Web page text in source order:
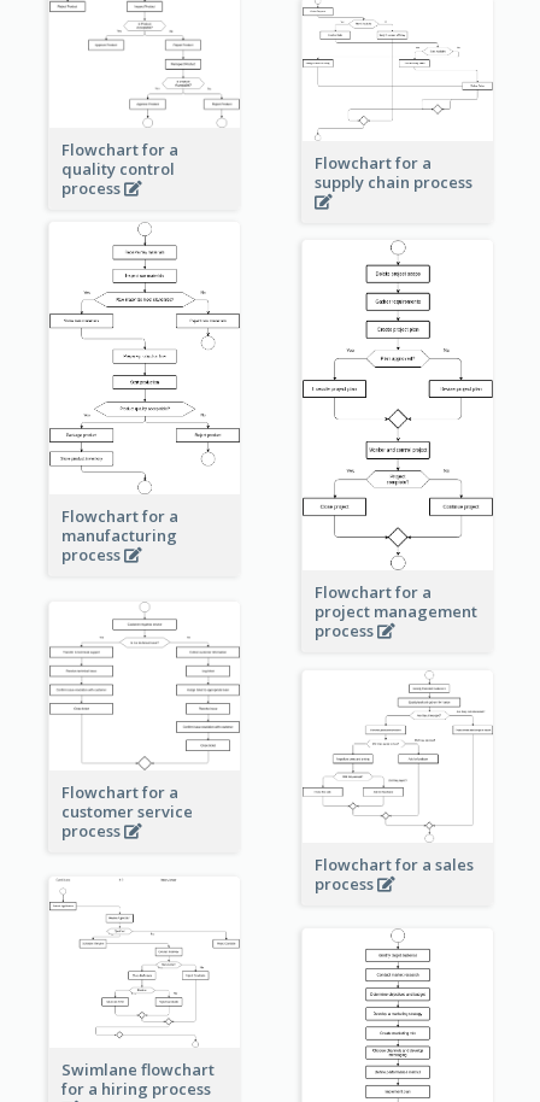
Flowchart for a
quality control
process
Flowchart for a
supply chain process
Flowchart for a
manufacturing
process
Flowchart for a
project management
process
Flowchart for a
customer service
process
Flowchart for a sales
process
Swimlane flowchart
for a hiring process